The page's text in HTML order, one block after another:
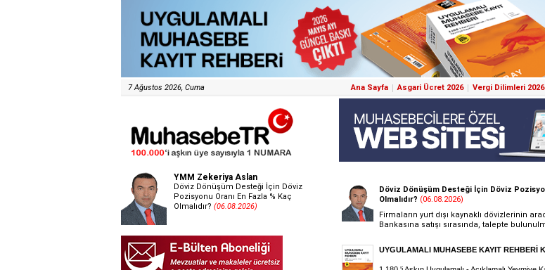
7 Ağustos 2026, Cuma Ana Sayfa Asgari Ücret 2026 Vergi Dilimleri 2026
YMM Zekeriya Aslan
Döviz Dönüşüm Desteği İçin Döviz
Pozisyonu Oranı En Fazla % Kaç
Olmalıdır? (06.08.2026)